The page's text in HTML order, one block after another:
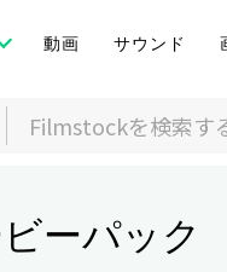
動画 サウンド
ーパック